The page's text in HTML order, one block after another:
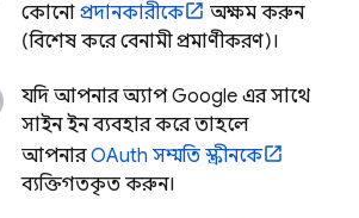
কোনো প্রদানকারীকে
অক্ষম করুন
(বিশেষ করে বেনামী প্রমাণীকরণ)।
যদি আপনার অ্যাপ Google এর সাথে
সাইন ইন ব্যবহার করে, তাহলে
আপনারOAuth সম্মতি স্ক্রীনকে
ব্যক্তিগতকৃত করুন।